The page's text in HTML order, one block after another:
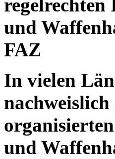
und
FAZ
In vielen
nachweislich
und